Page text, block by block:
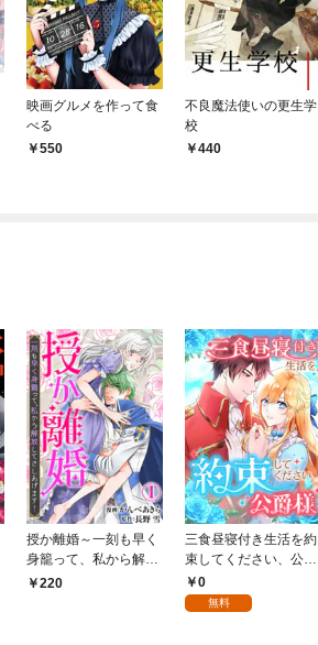
映画グルメを作って食
べる
550
不良魔法使いの更生学
校
440
授か離婚～一刻も早く
身籠って、私から解放
してさしあげます！1
220
三食昼寝付き生活を約
束してください、公爵
様 1話
0
無料